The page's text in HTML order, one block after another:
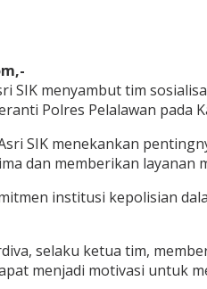
SIK menyambut tim
Polres Pelalawan pada
SIK menekankan
dan memberikan layanan
institusi kepolisian
selaku ketua tim,
menjadi motivasi untuk